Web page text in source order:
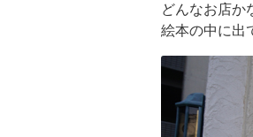
どんなお店か
絵本の中に出